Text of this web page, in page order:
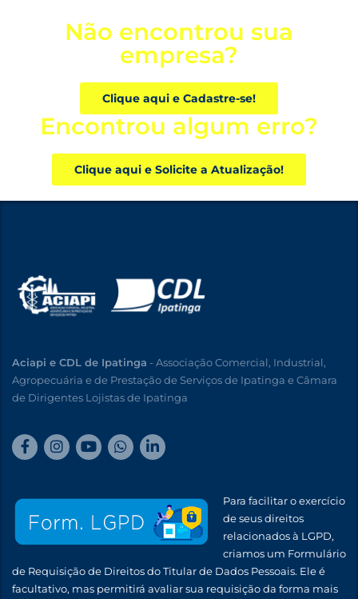
Não encontrou sua
empresa?
Clique aqui e Cadastre-se!
Encontrou algum erro?
Clique aqui e Solicite a Atualização!
Aciapi e CDL de Ipatinga - Associação Comercial, Industrial,
Agropecuária e de Prestação de Serviços de Ipatinga e Câmara
de Dirigentes Lojistas de Ipatinga
Para facilitar o exercício
de seus direitos
relacionados à LGPD,
criamos um Formulário
de Requisição de Direitos do Titular de Dados Pessoais. Ele é
facultativo, mas permitirá avaliar sua requisição da forma mais